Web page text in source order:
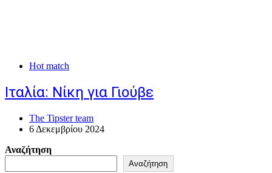
Hot match
Ιταλία: Νίκη για Γιούβε
The Tipster team
6 Δεκεμβρίου 2024
Αναζήτηση
Αναζήτηση